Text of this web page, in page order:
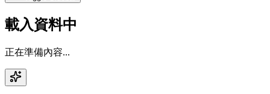
載入資料中
正在準備內容...